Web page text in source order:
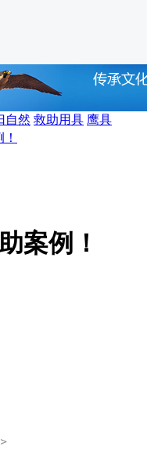
自然 救助用具 鹰具
案例！